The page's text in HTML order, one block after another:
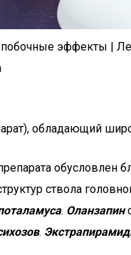
эффекты |
обладающий
обусловлен
ствола
. Оланзапин
.